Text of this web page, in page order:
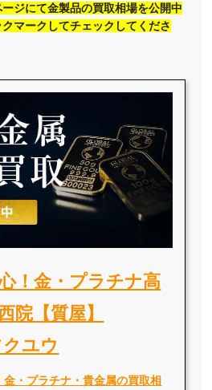
ジにて金製品の買取相場を公開中
マークしてチェックしてくださ
！金・プラチナ高
院【質屋】
ユウ
・プラチナ・貴金属の買取相